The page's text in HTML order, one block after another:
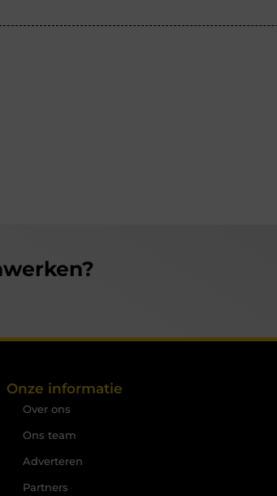
Onze informatie
Over ons
Ons team
Adverteren
Partners